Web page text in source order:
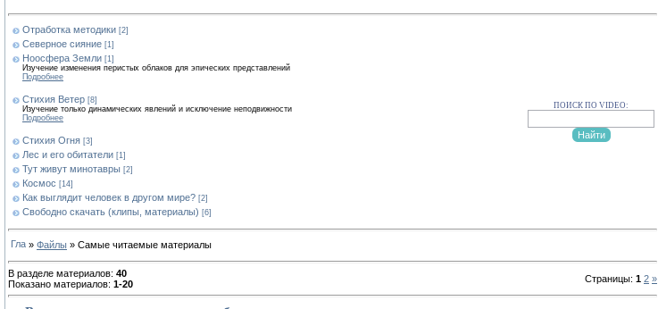
Отработка методики [2]
Северное сияние [1]
Ноосфера Земли [1]
Изучение изменения перистых облаков для эпических представлений
Подробнее
Стихия Ветер [8]
Изучение только динамических явлений и исключение неподвижности
Подробнее
Стихия Огня [3]
Лес и его обитатели [1]
Тут живут минотавры [2]
Космос [14]
Как выглядит человек в другом мире? [2]
Свободно скачать (клипы, материалы) [6]
ПОИСК ПО VIDEO:
» Файлы » Самые читаемые материалы
В разделе материалов: 40
Показано материалов: 1-20 Страницы: 1 2 »